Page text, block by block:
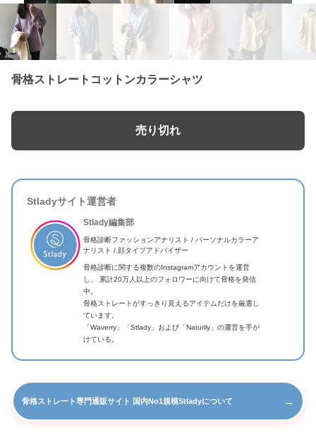
骨格ストレートコットンカラーシャツ
売り切れ
Stladyサイト運営者
Stlady編集部
骨格診断ファッションアナリスト / パーソナルカラーア
ナリスト / 顔タイプアドバイザー
骨格診断に関する複数のInstagramアカウントを運営
し、 累計20万人以上のフォロワーに向けて骨格を発信
中。
骨格ストレートがすっきり見えるアイテムだけを厳選し
ています。
「Waverry」「Stlady」および「Naturily」の運営を手が
けている。
骨格ストレート専門通販サイト 国内No1規模Stladyについて →